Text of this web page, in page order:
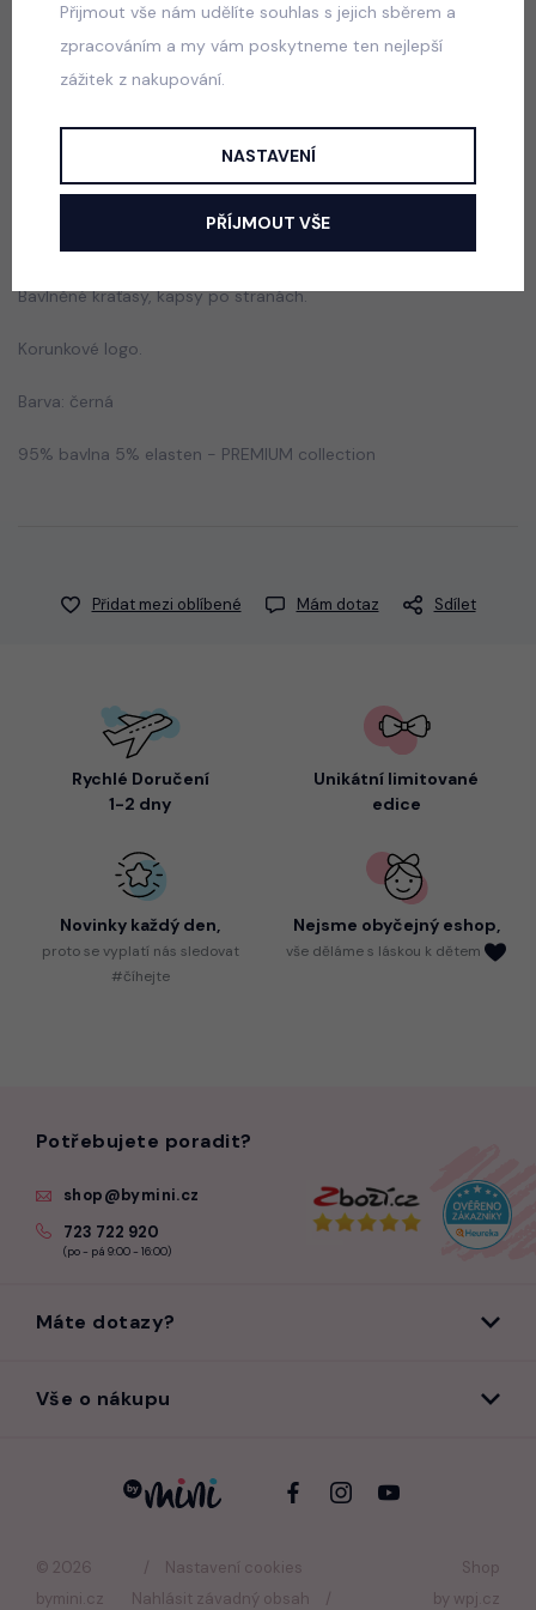
Sneakers kraťasy modré
skladem
Popis Jak vybrat správnou velikost?
Bavlněné kraťasy, kapsy po stranách.
Korunkové logo.
Barva: černá
95% bavlna 5% elasten - PREMIUM collection
Přidat mezi oblíbené Mám dotaz Sdílet
Rychlé Doručení
1-2 dny
Unikátní limitované
edice
Novinky každý den,
protose vyplatí nás sledovat
#číhejte
Nejsme obyčejný eshop,
vše děláme s láskou k dětem
© 2026
bymini.cz
Nastavení cookies
Nahlásit závadný obsah
Shop
by wpj.cz
Potřebujete poradit?
shop@bymini.cz
723 722 920
(po - pá 9:00 - 16:00)
Máte dotazy?
Vše o nákupu
Přijmout vše nám udělíte souhlas s jejich sběrem a
zpracováním a my vám poskytneme ten nejlepší
zážitek z nakupování.
NASTAVENÍ
PŘÍJMOUT VŠE